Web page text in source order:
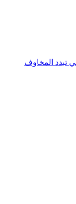
تبدد المخاوف